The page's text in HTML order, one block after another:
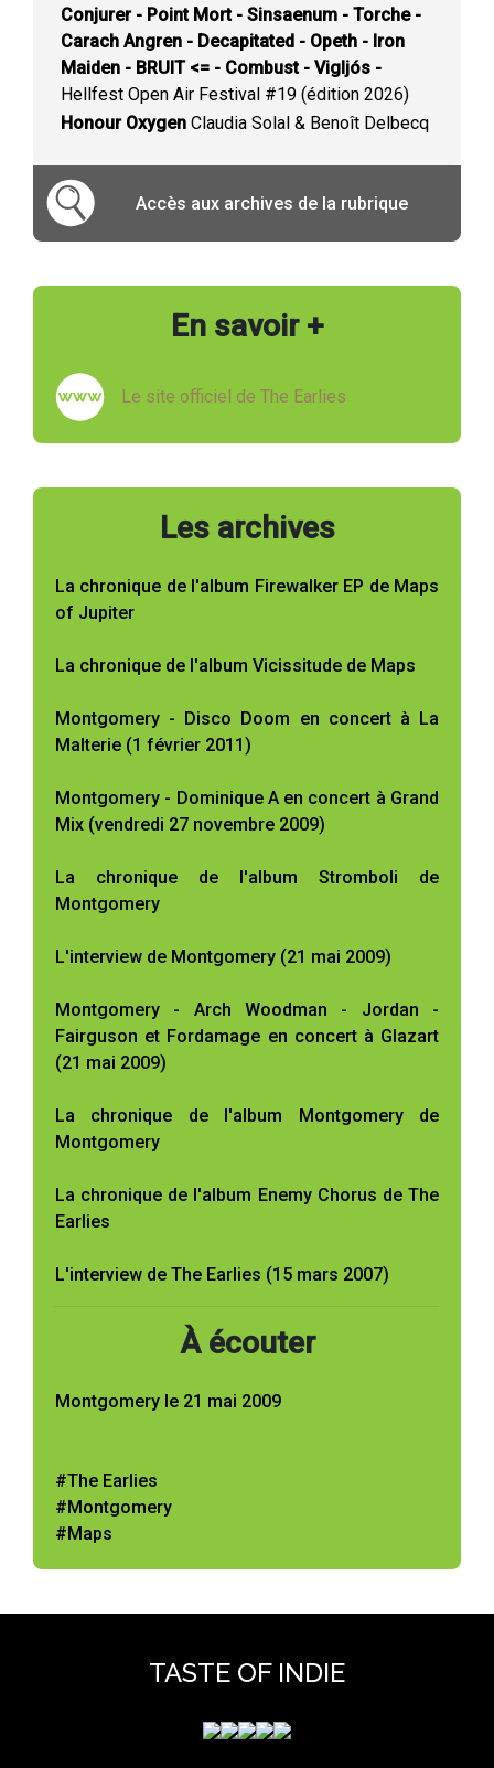
Conjurer - Point Mort - Sinsaenum - Torche -
Carach Angren - Decapitated - Opeth - Iron
Maiden - BRUIT <= - Combust - Vigljós -
Hellfest Open Air Festival #19 (édition 2026)
Honour Oxygen Claudia Solal & Benoît Delbecq
Accès aux archives de la rubrique
En savoir +
Le site officiel de The Earlies
Les archives
La chronique de l'album Firewalker EP de Maps
of Jupiter
La chronique de l'album Vicissitude de Maps
Montgomery - Disco Doom en concert à La
Malterie (1 février 2011)
Montgomery - Dominique A en concert à Grand
Mix (vendredi 27 novembre 2009)
La chronique de l'album Stromboli de
Montgomery
L'interview de Montgomery (21 mai 2009)
Montgomery - Arch Woodman - Jordan -
Fairguson et Fordamage en concert à Glazart
(21 mai 2009)
La chronique de l'album Montgomery de
Montgomery
La chronique de l'album Enemy Chorus de The
Earlies
L'interview de The Earlies (15 mars 2007)
À écouter
Montgomery le 21 mai 2009
#The Earlies
#Montgomery
#Maps
TASTE OF INDIE